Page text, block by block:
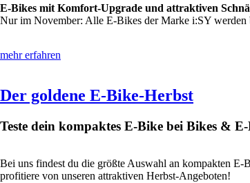
E-Bikes mit Komfort-Upgrade und attraktiven
Nur im November: Alle E-Bikes der Marke i:SY werden
mehr erfahren
Der goldene E-Bike-Herbst
Teste dein kompaktes E-Bike bei Bikes &
Bei uns findest du die größte Auswahl an kompakten
profitiere von unseren attraktiven Herbst-Angeboten!